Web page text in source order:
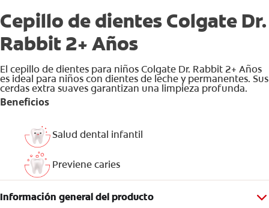
Cepillo de dientes Colgate Dr.
Rabbit 2+ Años
El cepillo de dientes para niños Colgate Dr. Rabbit 2+ Años
es ideal para niños con dientes de leche y permanentes. Sus
cerdas extra suaves garantizan una limpieza profunda.
Beneficios
Salud dental infantil
Previene caries
Información general del producto